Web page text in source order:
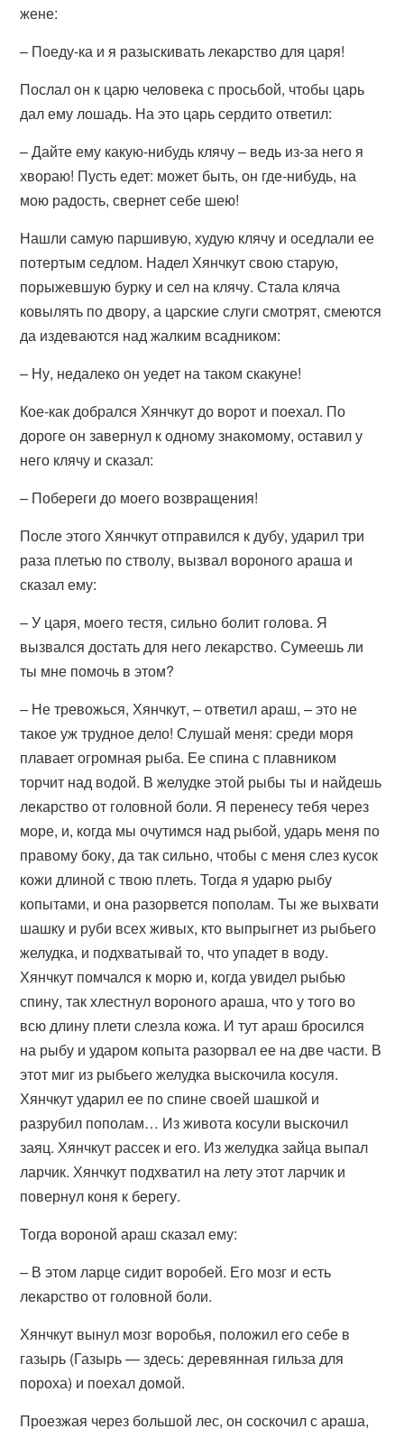
жене:
– Поеду-ка и я разыскивать лекарство для царя!
Послал он к царю человека с просьбой, чтобы царь
дал ему лошадь. На это царь сердито ответил:
– Дайте ему какую-нибудь клячу – ведь из-за него я
хвораю! Пусть едет: может быть, он где-нибудь, на
мою радость, свернет себе шею!
Нашли самую паршивую, худую клячу и оседлали ее
потертым седлом. Надел Хянчкут свою старую,
порыжевшую бурку и сел на клячу. Стала кляча
ковылять по двору, а царские слуги смотрят, смеются
да издеваются над жалким всадником:
– Ну, недалеко он уедет на таком скакуне!
Кое-как добрался Хянчкут до ворот и поехал. По
дороге он завернул к одному знакомому, оставил у
него клячу и сказал:
– Побереги до моего возвращения!
После этого Хянчкут отправился к дубу, ударил три
раза плетью по стволу, вызвал вороного араша и
сказал ему:
– У царя, моего тестя, сильно болит голова. Я
вызвался достать для него лекарство. Сумеешь ли
ты мне помочь в этом?
– Не тревожься, Хянчкут, – ответил араш, – это не
такое уж трудное дело! Слушай меня: среди моря
плавает огромная рыба. Ее спина с плавником
торчит над водой. В желудке этой рыбы ты и найдешь
лекарство от головной боли. Я перенесу тебя через
море, и, когда мы очутимся над рыбой, ударь меня по
правому боку, да так сильно, чтобы с меня слез кусок
кожи длиной с твою плеть. Тогда я ударю рыбу
копытами, и она разорвется пополам. Ты же выхвати
шашку и руби всех живых, кто выпрыгнет из рыбьего
желудка, и подхватывай то, что упадет в воду.
Хянчкут помчался к морю и, когда увидел рыбью
спину, так хлестнул вороного араша, что у того во
всю длину плети слезла кожа. И тут араш бросился
на рыбу и ударом копыта разорвал ее на две части. В
этот миг из рыбьего желудка выскочила косуля.
Хянчкут ударил ее по спине своей шашкой и
разрубил пополам… Из живота косули выскочил
заяц. Хянчкут рассек и его. Из желудка зайца выпал
ларчик. Хянчкут подхватил на лету этот ларчик и
повернул коня к берегу.
Тогда вороной араш сказал ему:
– В этом ларце сидит воробей. Его мозг и есть
лекарство от головной боли.
Хянчкут вынул мозг воробья, положил его себе в
газырь (Газырь — здесь: деревянная гильза для
пороха) и поехал домой.
Проезжая через большой лес, он соскочил с араша,